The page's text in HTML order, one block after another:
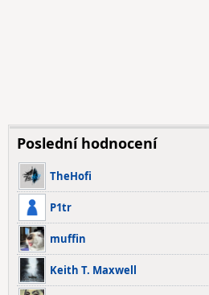
Poslední hodnocení
TheHofi
P1tr
muffin
Keith T. Maxwell